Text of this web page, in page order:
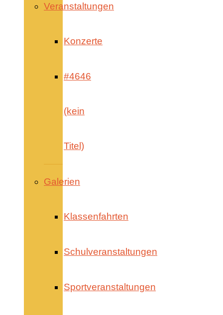
Veranstaltungen
Konzerte
#4646
(kein
Titel)
Galerien
Klassenfahrten
Schulveranstaltungen
Sportveranstaltungen